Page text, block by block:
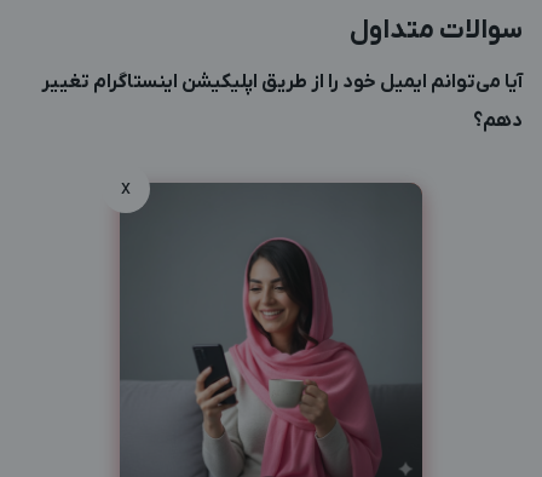
سوالات متداول
آیا می‌توانم ایمیل خود را از طریق اپلیکیشن اینستاگرام تغییر
دهم؟
x